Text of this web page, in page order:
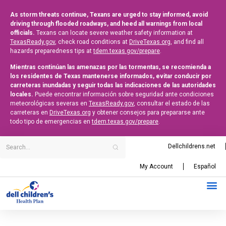
As storm threats continue, Texans are urged to stay informed, avoid
driving through flooded roadways, and heed all warnings from local
officials. Texans can locate severe weather safety information at
TexasReady.gov, check road conditions at DriveTexas.org, and find all
hazards preparedness tips attdem.texas.gov/prepare.
Mientras continúan las amenazas por las tormentas, se recomienda a
los residentes de Texas mantenerse informados, evitar conducir por
carreteras inundadas y seguir todas las indicaciones de las autoridades
locales. Puede encontrar información sobre seguridad ante condiciones
meteorológicas severas en TexasReady.gov, consultar el estado de las
carreteras en DriveTexas.org y obtener consejos para prepararse ante
todo tipo de emergencias entdem.texas.gov/prepare.
Dellchildrens.net
My Account Español